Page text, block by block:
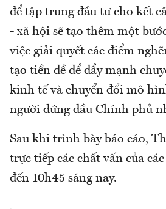
để tập trung đầu tư cho kết
- xã hội sẽ tạo thêm một
việc giải quyết các điểm
tạo tiền đề để đẩy mạnh
kinh tế và chuyển đổi mô
người đứng đầu Chính phủ
Sau khi trình bày báo cáo,
trực tiếp các chất vấn của
đến 10h45 sáng nay.